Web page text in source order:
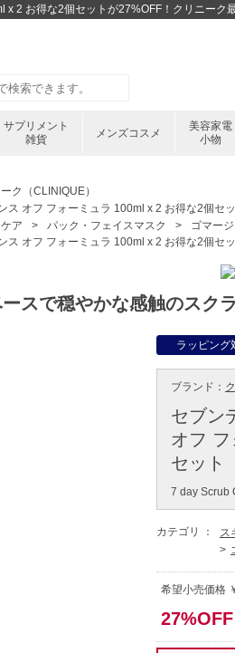
2 お得な2個セットが27%OFF！クリニーク
サプリメント
雑貨
メンズコスメ
美容家電
小物
ク（CLINIQUE）
ス オフ フォーミュラ 100ml x 2 お得な2個セ
ア パック・フェイスマスク
ゴマー
ス オフ フォーミュラ 100ml x 2 お得な2個セ
スで穏やかな感触のスク
ラッピング
ブランド：
セブン
オフ
セット
7 day Scrub
カテゴリ ： ス
希望小売価格
27%OFF